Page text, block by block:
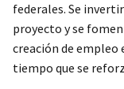
federales. Se
proyecto y se
creación de empleo
tiempo que se